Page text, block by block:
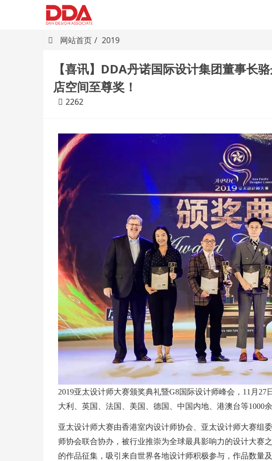
网站首页 2019
【喜讯】DDA丹诺国际设计集团董事长
店空间至尊奖！
2262
2019亚太设计师大赛颁奖典礼暨G8国际设计师峰会，11月
大利、英国、法国、美国、德国、中国内地、港澳台等1000
亚太设计师大赛由香港室内设计师协会、亚太设计师大赛组
师协会联合协办，被行业推崇为全球最具影响力的设计大赛
的作品征集，吸引来自世界各地设计师积极参与，作品数量